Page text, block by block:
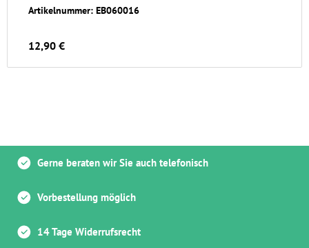
Artikelnummer: EB060016
12,90 €
Gerne beraten wir Sie auch telefonisch
Vorbestellung möglich
14 Tage Widerrufsrecht